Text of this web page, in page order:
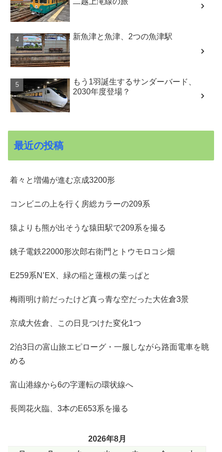
新魚津と魚津、2つの魚津駅
もう1羽誕生するサンダーバード、
2030年度登場？
最近の投稿
着々と増備が進む京成3200形
コンビニの上を行く房総カラーの209系
猿よりも熊が出そうな猿田駅で209系を撮る
銚子電鉄22000形次郎右衛門とトウモロコシ畑
E259系N’EX、緑の稲と蓮根の葉っぱと
梅雨明け前だったけど真っ青な空だった大佐倉3景
京成大佐倉、この日見つけた変化1つ
2泊3日の富山旅エピローグ・一服しながら路面電車を眺
める
富山港線から6の字運転の環状線へ
長岡花火臨、3本のE653系を撮る
2026年8月